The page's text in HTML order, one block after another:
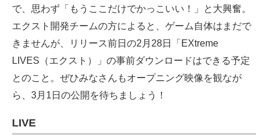
で、思わず「もうここだけでかっこいい！」と大興奮。
エクスト開発チームの方によると、ゲーム自体はまだで
きませんが、リリース前日の2月28日「EXtreme
LIVES（エクスト）」の事前ダウンロードはできる予定
とのこと。ぜひみなさんもオープニング映像を観なが
ら、3月1日の公開を待ちましょう！
LIVE